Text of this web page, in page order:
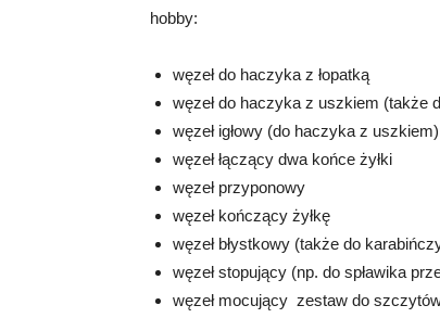
hobby:
węzeł do haczyka z łopatką
węzeł do haczyka z uszkiem (także
węzeł igłowy (do haczyka z uszkiem)
węzeł łączący dwa końce żyłki
węzeł przyponowy
węzeł kończący żyłkę
węzeł błystkowy (także do
węzeł stopujący (np. do spławika
węzeł mocujący zestaw do